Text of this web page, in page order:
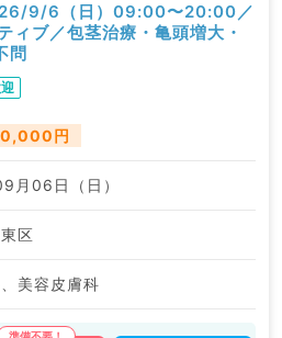
9/6（日）09:00〜20:00／
ブ／包茎治療・亀頭増大・
問
円
月06日（日）
区
美容皮膚科